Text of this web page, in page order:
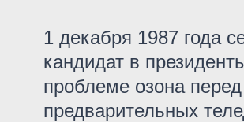
1 декабря 1987 года
кандидат в
проблеме озона
предварительных